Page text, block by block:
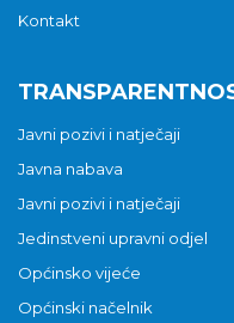
Kontakt
Javni pozivi i natječaji
Javna nabava
Javni pozivi i natječaji
Jedinstveni upravni odjel
Općinsko vijeće
Općinski načelnik